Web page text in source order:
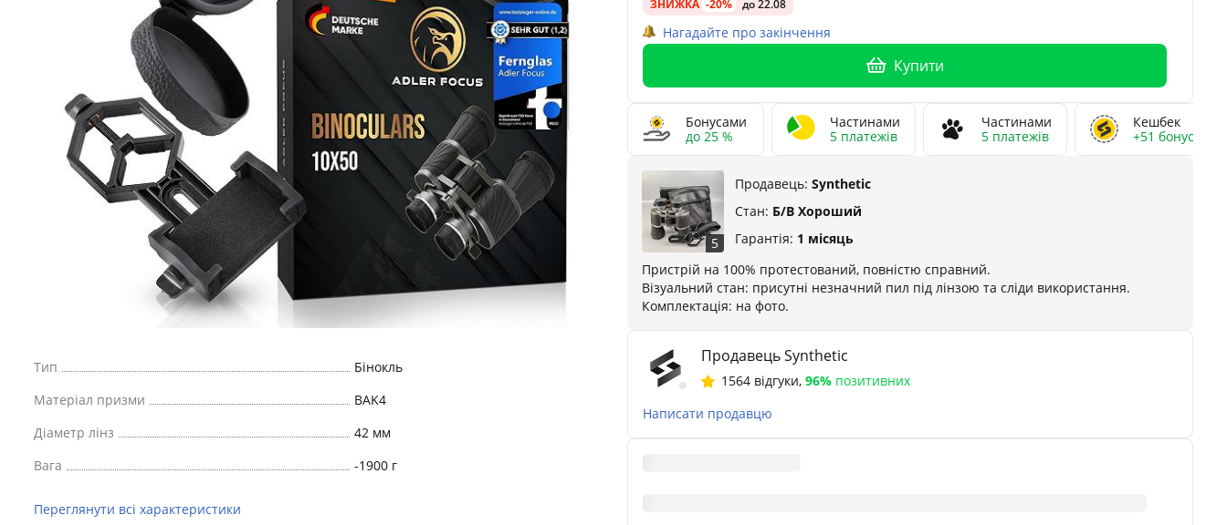
Тип
Бінокль
Матеріал призми
BAK4
Діаметр лінз
42 мм
Вага
-1900 г
Переглянути всі характеристики
ЗНИЖКА -20% до 22.08
Нагадайте про закінчення
Купити
Бонусами
до 25 %
Частинами
5 платежів
Частинами
5 платежів
Кешбек
+51 бонусів
5
Продавець: Synthetic
Стан: Б/В Хороший
Гарантія: 1 місяць
Пристрій на 100% протестований, повністю справний.
Візуальний стан: присутні незначний пил під лінзою та сліди використання.
Комплектація: на фото.
Продавець Synthetic
1564 відгуки, 96% позитивних
Написати продавцю